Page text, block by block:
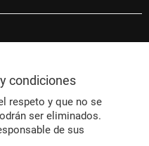
condiciones
respeto y que no se
ser eliminados.
de sus